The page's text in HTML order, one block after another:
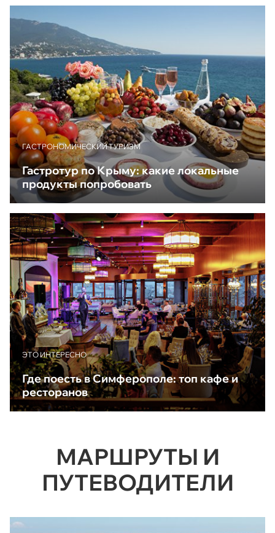
ГАСТРОНОМИЧЕСКИЙ ТУРИЗМ
Гастротур по Крыму: какие локальные
продукты попробовать
ЭТО ИНТЕРЕСНО
Где поесть в Симферополе: топ кафе и
ресторанов
МАРШРУТЫ И
ПУТЕВОДИТЕЛИ